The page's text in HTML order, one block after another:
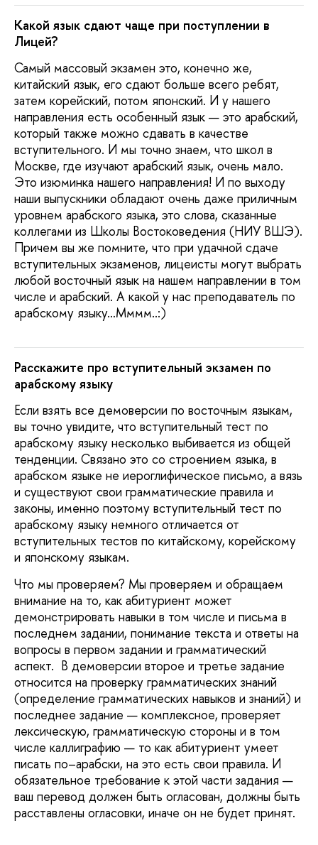
Какой язык сдают чаще при поступлении в
Лицей?
Самый массовый экзамен это, конечно же,
китайский язык, его сдают больше всего ребят,
затем корейский, потом японский. И у нашего
направления есть особенный язык — это арабский,
который также можно сдавать в качестве
вступительного. И мы точно знаем, что школ в
Москве, где изучают арабский язык, очень мало.
Это изюминка нашего направления! И по выходу
наши выпускники обладают очень даже приличным
уровнем арабского языка, это слова, сказанные
коллегами из Школы Востоковедения (НИУ ВШЭ).
Причем вы же помните, что при удачной сдаче
вступительных экзаменов, лицеисты могут выбрать
любой восточный язык на нашем направлении в том
числе и арабский. А какой у нас преподаватель по
арабскому языку…Мммм..:)
Расскажите про вступительный экзамен по
арабскому языку
Если взять все демоверсии по восточным языкам,
вы точно увидите, что вступительный тест по
арабскому языку несколько выбивается из общей
тенденции. Связано это со строением языка, в
арабском языке не иероглифическое письмо, а вязь
и существуют свои грамматические правила и
законы, именно поэтому вступительный тест по
арабскому языку немного отличается от
вступительных тестов по китайскому, корейскому
и японскому языкам.
Что мы проверяем? Мы проверяем и обращаем
внимание на то, как абитуриент может
демонстрировать навыки в том числе и письма в
последнем задании, понимание текста и ответы на
вопросы в первом задании и грамматический
аспект. В демоверсии второе и третье задание
относится на проверку грамматических знаний
(определение грамматических навыков и знаний) и
последнее задание — комплексное, проверяет
лексическую, грамматическую стороны и в том
числе каллиграфию — то как абитуриент умеет
писать по–арабски, на это есть свои правила. И
обязательное требование к этой части задания —
ваш перевод должен быть огласован, должны быть
расставлены огласовки, иначе он не будет принят.